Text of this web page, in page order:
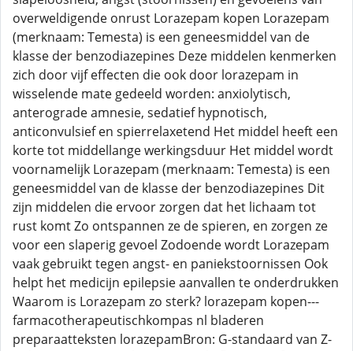
overweldigende onrust Lorazepam kopen Lorazepam
(merknaam: Temesta) is een geneesmiddel van de
klasse der benzodiazepines Deze middelen kenmerken
zich door vijf effecten die ook door lorazepam in
wisselende mate gedeeld worden: anxiolytisch,
anterograde amnesie, sedatief hypnotisch,
anticonvulsief en spierrelaxetend Het middel heeft een
korte tot middellange werkingsduur Het middel wordt
voornamelijk Lorazepam (merknaam: Temesta) is een
geneesmiddel van de klasse der benzodiazepines Dit
zijn middelen die ervoor zorgen dat het lichaam tot
rust komt Zo ontspannen ze de spieren, en zorgen ze
voor een slaperig gevoel Zodoende wordt Lorazepam
vaak gebruikt tegen angst- en paniekstoornissen Ook
helpt het medicijn epilepsie aanvallen te onderdrukken
Waarom is Lorazepam zo sterk? lorazepam kopen---
farmacotherapeutischkompas nl bladeren
preparaatteksten lorazepamBron: G-standaard van Z-